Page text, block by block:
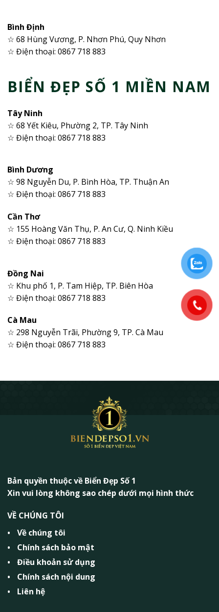
Bình Định
☆ 68 Hùng Vương, P. Nhơn Phú, Quy Nhơn
☆ Điện thoại: 0867 718 883
BIỂN ĐẸP SỐ 1 MIỀN NAM
Tây Ninh
☆ 68 Yết Kiêu, Phường 2, TP. Tây Ninh
☆ Điện thoại: 0867 718 883
Bình Dương
☆ 98 Nguyễn Du, P. Bình Hòa, TP. Thuận An
☆ Điện thoại: 0867 718 883
Cần Thơ
☆ 155 Hoàng Văn Thụ, P. An Cư, Q. Ninh Kiều
☆ Điện thoại: 0867 718 883
Đồng Nai
☆ Khu phố 1, P. Tam Hiệp, TP. Biên Hòa
☆ Điện thoại: 0867 718 883
Cà Mau
☆ 298 Nguyễn Trãi, Phường 9, TP. Cà Mau
☆ Điện thoại: 0867 718 883
Bản quyền thuộc về Biển Đẹp Số 1
Xin vui lòng không sao chép dưới mọi hình thức
VỀ CHÚNG TÔI
Về chúng tôi
Chính sách bảo mật
Điều khoản sử dụng
Chính sách nội dung
Liên hệ